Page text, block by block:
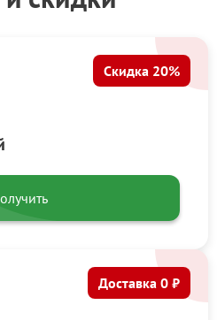
Скидка 20%
Доставка 0 ₽